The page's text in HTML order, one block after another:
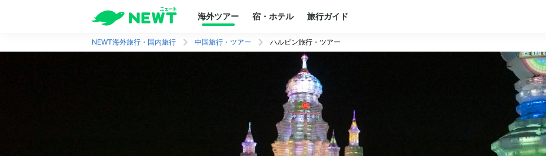
海外ツアー 宿・ホテル 旅行ガイド
NEWT海外旅行・国内旅行 中国旅行・ツアー ハルビン旅行・ツアー